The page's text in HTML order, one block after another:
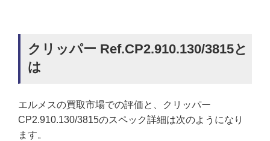
クリッパー Ref.CP2.910.130/3815と
は
エルメスの買取市場での評価と、クリッパー
CP2.910.130/3815のスペック詳細は次のようになり
ます。